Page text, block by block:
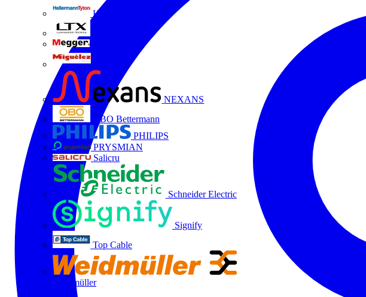
HellermannTyton
NEXANS
OBO Bettermann
PHILIPS
PRYSMIAN
Salicru
Schneider Electric
Signify
Top Cable
Weidmüller